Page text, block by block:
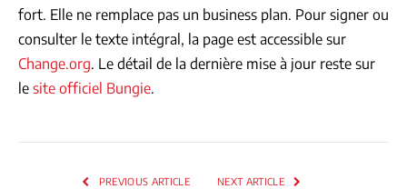
fort. Elle ne remplace pas un business plan. Pour signer ou
consulter le texte intégral, la page est accessible sur
Change.org. Le détail de la dernière mise à jour reste sur
le site officiel Bungie.
PREVIOUS ARTICLE NEXT ARTICLE